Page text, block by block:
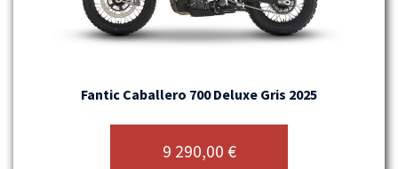
Fantic Caballero 700 Deluxe Gris 2025
9 290,00 €